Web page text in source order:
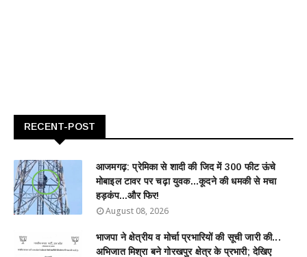
RECENT-POST
आजमगढ़: प्रेमिका से शादी की जिद में 300 फीट ऊंचे
मोबाइल टावर पर चढ़ा युवक...कूदने की धमकी से मचा
हड़कंप...और फिर!
August 08, 2026
भाजपा ने क्षेत्रीय व मोर्चा प्रभारियों की सूची जारी की...
अभिजात मिश्रा बने गोरखपुर क्षेत्र के प्रभारी; देखिए